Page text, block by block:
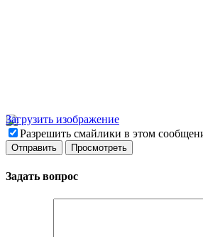
Загрузить изображение
Разрешить смайлики в этом
Задать вопрос